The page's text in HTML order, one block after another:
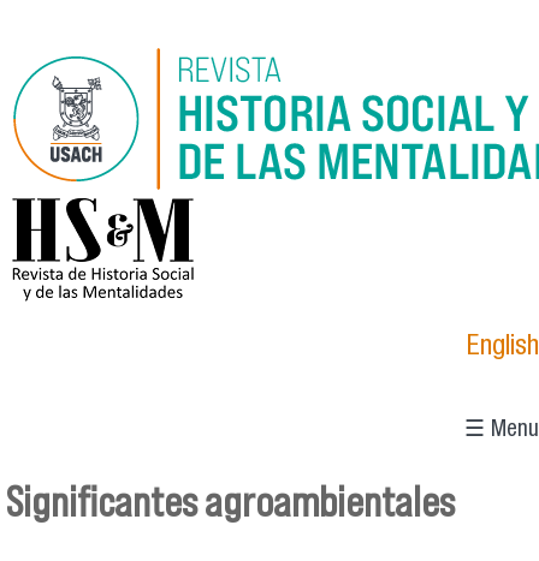
logo_hsm_2021.png
English
☰ Menu
Se encuentra usted aquí
Significantes agroambientales